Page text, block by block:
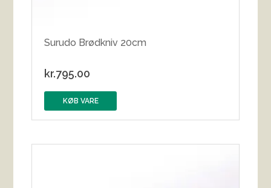
Surudo Brødkniv 20cm
kr.795.00
KØB VARE